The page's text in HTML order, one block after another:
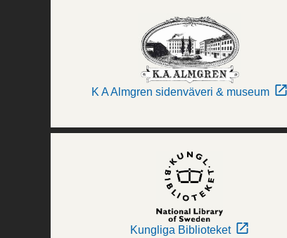
K A Almgren sidenväveri & museum
Kungliga Biblioteket